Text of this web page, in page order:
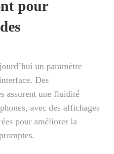
pour
un paramètre
Des
assurent une fluidité
avec des affichages
pour améliorer la